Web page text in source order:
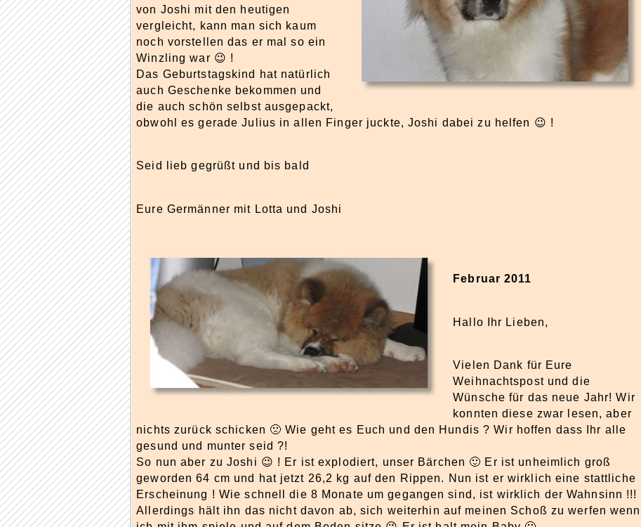
von Joshi mit den heutigen
vergleicht, kann man sich kaum
noch vorstellen das er mal so ein
Winzling war 😉 !
Das Geburtstagskind hat natürlich
auch Geschenke bekommen und
die auch schön selbst ausgepackt,
obwohl es gerade Julius in allen Finger juckte, Joshi dabei zu helfen 😉 !
Seid lieb gegrüßt und bis bald
Eure Germänner mit Lotta und Joshi
Februar 2011
Hallo Ihr Lieben,
Vielen Dank für Eure
Weihnachtspost und die
Wünsche für das neue Jahr! Wir
konnten diese zwar lesen, aber
nichts zurück schicken 🙁 Wie geht es Euch und den Hundis ? Wir hoffen dass Ihr alle
gesund und munter seid ?!
So nun aber zu Joshi 😉 ! Er ist explodiert, unser Bärchen 🙂 Er ist unheimlich groß
geworden 64 cm und hat jetzt 26,2 kg auf den Rippen. Nun ist er wirklich eine stattliche
Erscheinung ! Wie schnell die 8 Monate um gegangen sind, ist wirklich der Wahnsinn !!!
Allerdings hält ihn das nicht davon ab, sich weiterhin auf meinen Schoß zu werfen wenn